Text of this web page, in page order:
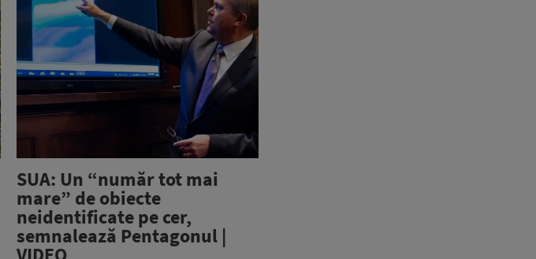
SUA: Un “număr tot mai
mare” de obiecte
neidentificate pe cer,
semnalează Pentagonul |